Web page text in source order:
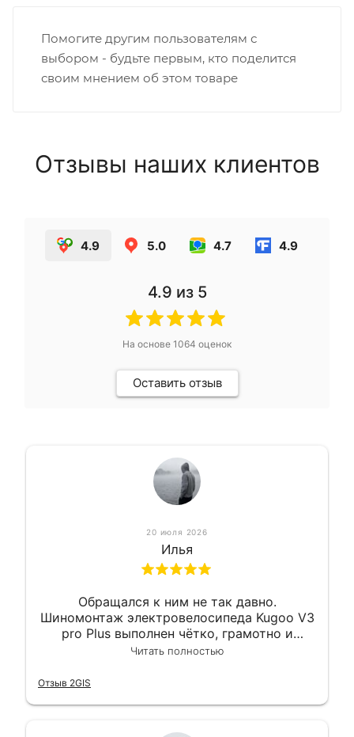
Помогите другим пользователям с
выбором - будьте первым, кто поделится
своим мнением об этом товаре
Отзывы наших клиентов
4.9 5.0 4.7 4.9
4.9 из 5
На основе 1064 оценок
Оставить отзыв
20 июля 2026
Илья
Обращался к ним не так давно.
Шиномонтаж электровелосипеда Kugoo V3
pro Plus выполнен чётко, грамотно и
квалифицированно. Всё сделано
Читать полностью
Отзыв 2GIS